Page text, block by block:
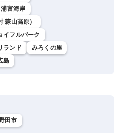
浦富海岸
蒜山高原）
イフルパーク
ランド
みろくの里
島
田市